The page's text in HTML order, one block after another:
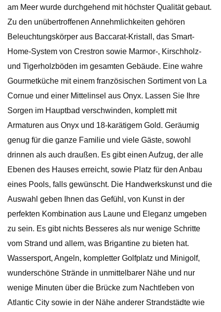
am Meer wurde durchgehend mit höchster Qualität gebaut.
Zu den unübertroffenen Annehmlichkeiten gehören
Beleuchtungskörper aus Baccarat-Kristall, das Smart-
Home-System von Crestron sowie Marmor-, Kirschholz-
und Tigerholzböden im gesamten Gebäude. Eine wahre
Gourmetküche mit einem französischen Sortiment von La
Cornue und einer Mittelinsel aus Onyx. Lassen Sie Ihre
Sorgen im Hauptbad verschwinden, komplett mit
Armaturen aus Onyx und 18-karätigem Gold. Geräumig
genug für die ganze Familie und viele Gäste, sowohl
drinnen als auch draußen. Es gibt einen Aufzug, der alle
Ebenen des Hauses erreicht, sowie Platz für den Anbau
eines Pools, falls gewünscht. Die Handwerkskunst und die
Auswahl geben Ihnen das Gefühl, von Kunst in der
perfekten Kombination aus Laune und Eleganz umgeben
zu sein. Es gibt nichts Besseres als nur wenige Schritte
vom Strand und allem, was Brigantine zu bieten hat.
Wassersport, Angeln, kompletter Golfplatz und Minigolf,
wunderschöne Strände in unmittelbarer Nähe und nur
wenige Minuten über die Brücke zum Nachtleben von
Atlantic City sowie in der Nähe anderer Strandstädte wie